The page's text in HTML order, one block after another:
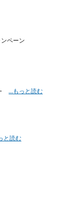
ペーン
...もっと読む
と読む